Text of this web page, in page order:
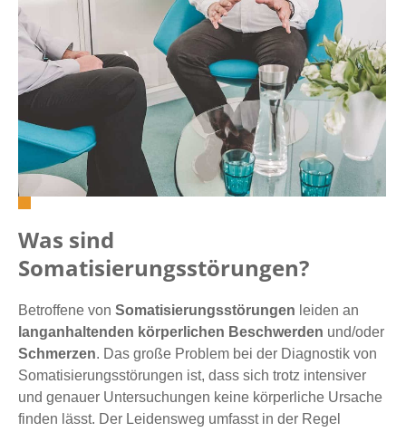
Was sind
Somatisierungsstörungen?
Betroffene von Somatisierungsstörungen leiden an
langanhaltenden körperlichen Beschwerden und/oder
Schmerzen. Das große Problem bei der Diagnostik von
Somatisierungsstörungen ist, dass sich trotz intensiver
und genauer Untersuchungen keine körperliche Ursache
finden lässt. Der Leidensweg umfasst in der Regel